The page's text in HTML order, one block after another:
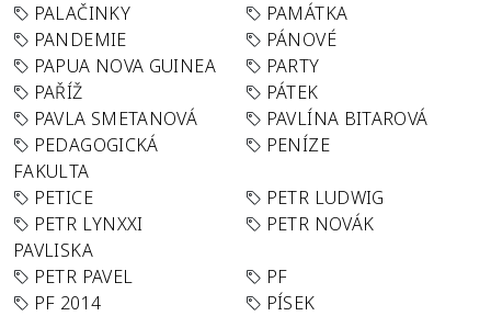
PALAČINKY
PAMÁTKA
PANDEMIE
PÁNOVÉ
PAPUA NOVA GUINEA
PARTY
PAŘÍŽ
PÁTEK
PAVLA SMETANOVÁ
PAVLÍNA BITAROVÁ
PEDAGOGICKÁ
FAKULTA
PENÍZE
PETICE
PETR LUDWIG
PETR LYNXXI
PAVLISKA
PETR NOVÁK
PETR PAVEL
PF
PF 2014
PÍSEK